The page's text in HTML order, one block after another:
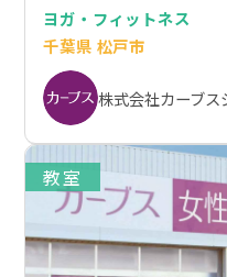
ヨガ・フィットネス
千葉県 松戸市
株式会社カーブス
教室